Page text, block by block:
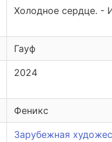
Холодное сердце. -
Гауф
2024
Феникс
Зарубежная